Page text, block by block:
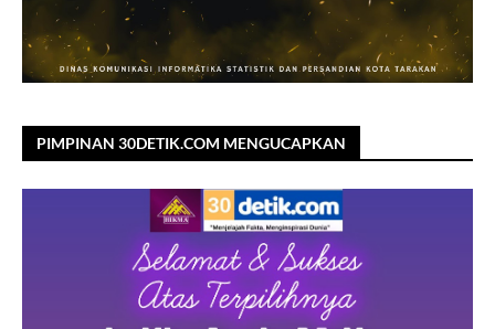
PIMPINAN 30DETIK.COM MENGUCAPKAN